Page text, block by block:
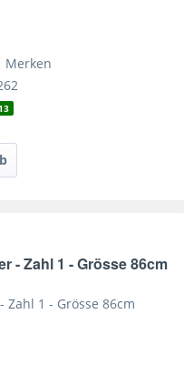
Merken
- Zahl 1 - Grösse 86cm
Zahl 1 - Grösse 86cm